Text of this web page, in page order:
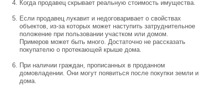
Когда продавец скрывает реальную стоимость имущества.
Если продавец лукавит и недоговаривает о свойствах
объектов, из-за которых может наступить затруднительное
положение при пользовании участком или домом.
Примеров может быть много. Достаточно не рассказать
покупателю о протекающей крыше дома.
При наличии граждан, прописанных в проданном
домовладении. Они могут появиться после покупки земли и
дома.